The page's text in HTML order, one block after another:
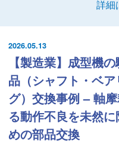
詳細
2026.05.13
【製造業】成型機
品（シャフト・ベア
グ）交換事例 – 軸
る動作不良を未然
めの部品交換